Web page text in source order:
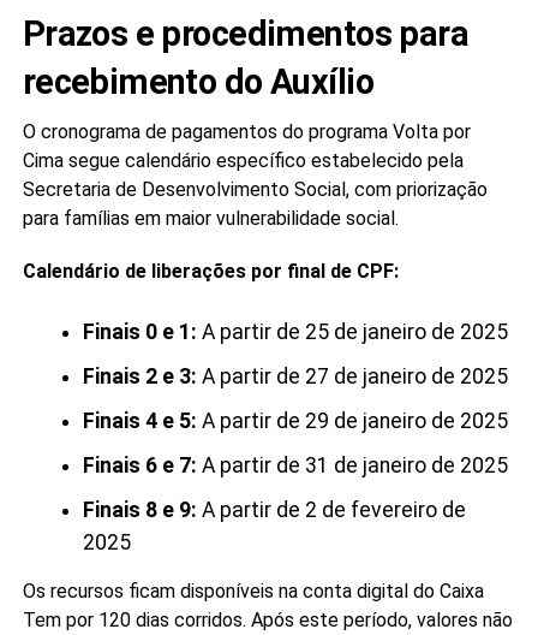
Prazos e procedimentos para
recebimento do Auxílio
O cronograma de pagamentos do programa Volta por
Cima segue calendário específico estabelecido pela
Secretaria de Desenvolvimento Social, com priorização
para famílias em maior vulnerabilidade social.
Calendário de liberações por final de CPF:
Finais 0 e 1: A partir de 25 de janeiro de 2025
Finais 2 e 3: A partir de 27 de janeiro de 2025
Finais 4 e 5: A partir de 29 de janeiro de 2025
Finais 6 e 7: A partir de 31 de janeiro de 2025
Finais 8 e 9: A partir de 2 de fevereiro de
2025
Os recursos ficam disponíveis na conta digital do Caixa
Tem por 120 dias corridos. Após este período, valores não